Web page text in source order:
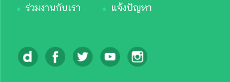
ร่วมงานกับเรา
แจ้งปัญหา